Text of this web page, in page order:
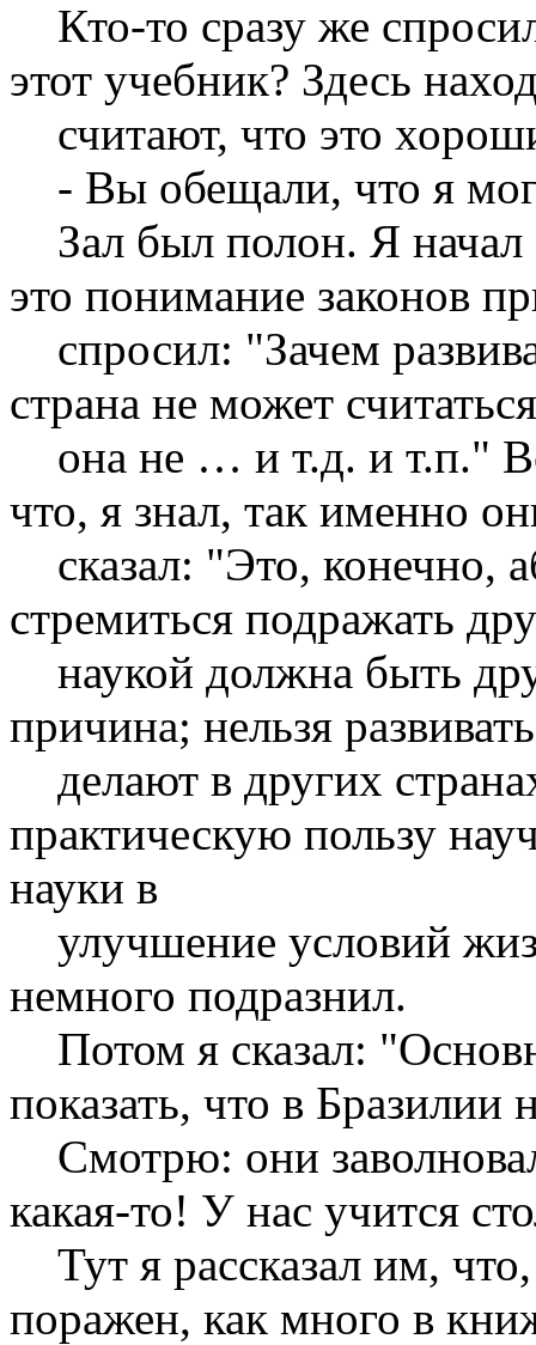
Кто-то сразу же
этот учебник? Здесь
считают, что это
- Вы обещали, что я
Зал был полон. Я начал
это понимание законов
спросил: "Зачем
страна не может
она не … и т.д. и т.п."
что, я знал, так именно
сказал: "Это, конечно,
стремиться подражать
наукой должна быть
причина; нельзя
делают в других
практическую пользу
науки в
улучшение условий
немного подразнил.
Потом я сказал:
показать, что в Бразилии
Смотрю: они
какая-то! У нас учится
Тут я рассказал им,
поражен, как много в